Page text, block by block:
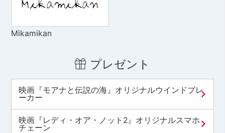
Mikamikan
プレゼント
映画『モアナと伝説の海』オリジナルウインドブレ
ーカー
映画『レディ・オア・ノット2』オリジナルスマホ
チェーン